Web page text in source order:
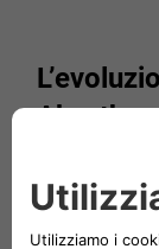
Abarth
parte
ufficiale,
crea un